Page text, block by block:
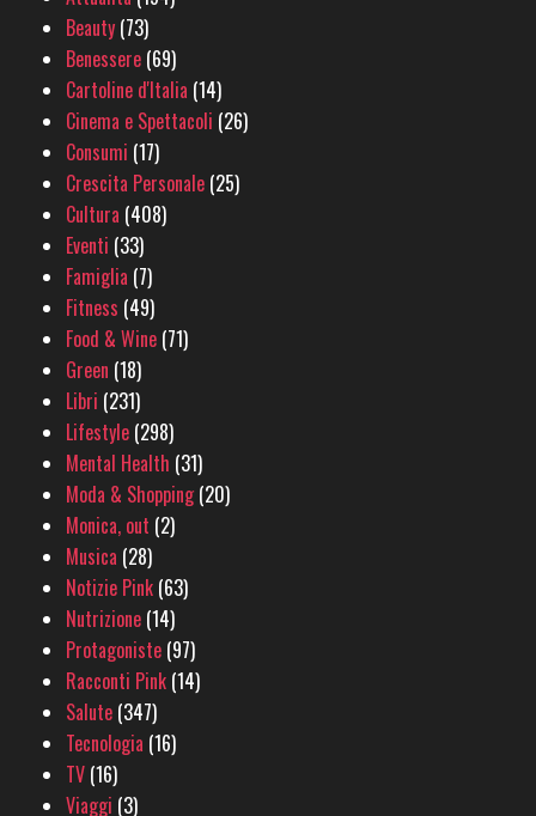
Beauty (73)
Benessere (69)
Cartoline d'Italia (14)
Cinema e Spettacoli (26)
Consumi (17)
Crescita Personale (25)
Cultura (408)
Eventi (33)
Famiglia (7)
Fitness (49)
Food & Wine (71)
Green (18)
Libri (231)
Lifestyle (298)
Mental Health (31)
Moda & Shopping(20)
Monica, out (2)
Musica (28)
Notizie Pink (63)
Nutrizione (14)
Protagoniste (97)
Racconti Pink (14)
Salute (347)
Tecnologia (16)
TV (16)
Viaggi (3)